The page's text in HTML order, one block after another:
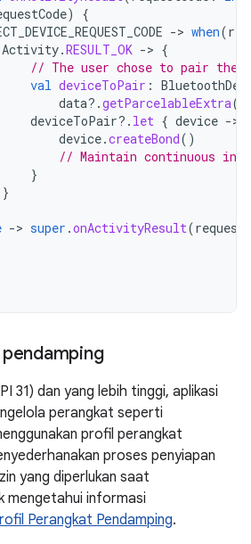
)
{
-> when(
Activity.RESULT_OK -> {
// The user chose to pair the
val deviceToPair :
data?.getParcelableExtra(
deviceToPair?. let { device -
device.createBond()
// Maintain continuous
}
}
-> super .onActivityResult(
31) dan yang lebih tinggi, aplikasi
perangkat seperti
profil perangkat
proses penyiapan
yang diperlukan saat
mengetahui informasi
Perangkat Pendamping.